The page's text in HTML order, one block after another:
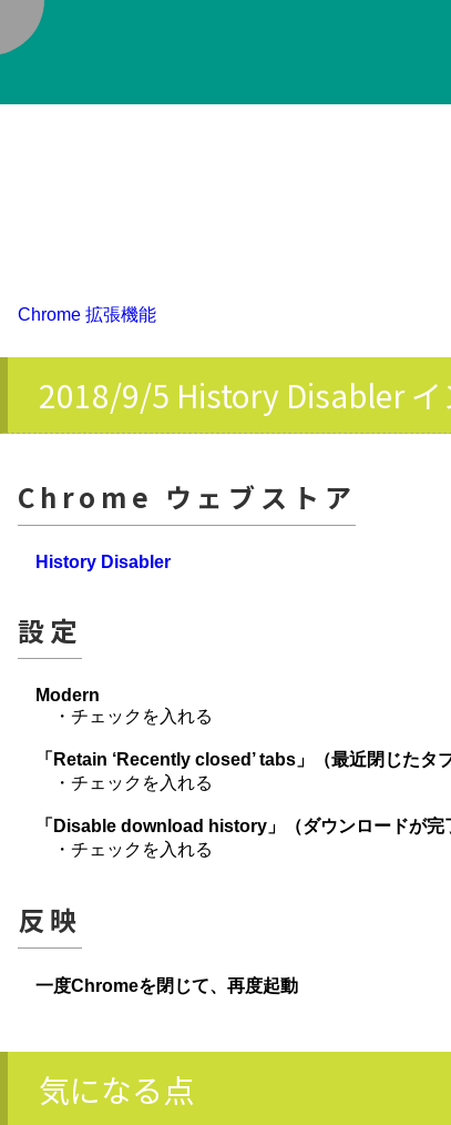
Chrome 拡張機能
2018/9/5 History Disabler イ
Chrome ウェブストア
History Disabler
設定
Modern
・チェックを入れる
「Retain ‘Recently closed’ tabs」（最近閉じたタ
・チェックを入れる
「Disable download history」（ダウンロードが完
・チェックを入れる
反映
一度Chromeを閉じて、再度起動
気になる点